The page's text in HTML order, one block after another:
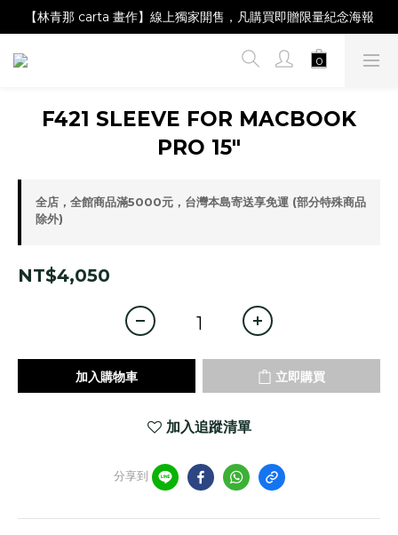
【Magazine B】單筆消費滿NT$2,000，即贈閱讀禮物明信片組
【林青那 carta 畫作】線上獨家開售，凡購買即贈限量紀念海報
【夏日降溫🧊對策單品】系列商品滿額現折 NT$300！
F421 SLEEVE FOR MACBOOK
PRO 15"
全店，全館商品滿5000元，台灣本島寄送享免運 (部分特殊商品
除外)
NT$4,050
加入購物車 立即購買
加入追蹤清單
分享到